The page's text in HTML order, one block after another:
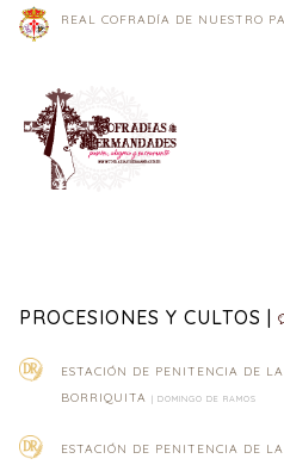
REAL COFRADÍA DE NUESTRO
PROCESIONES Y CULTOS |
ESTACIÓN DE PENITENCIA DE
BORRIQUITA | DOMINGO DE RAMOS
ESTACIÓN DE PENITENCIA DE